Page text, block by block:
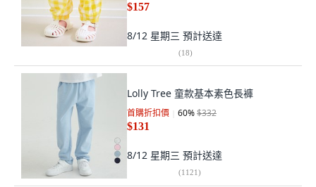
$157
8/12 星期三 預計送達
(18)
Lolly Tree 童款基本素色長褲
首購折扣價 60%$332
$131
8/12 星期三 預計送達
(1121)